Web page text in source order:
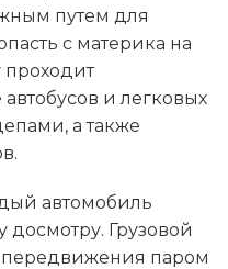
путем для
с материка на
и легковых
а также
автомобиль
досмотру. Грузовой
передвижения паром